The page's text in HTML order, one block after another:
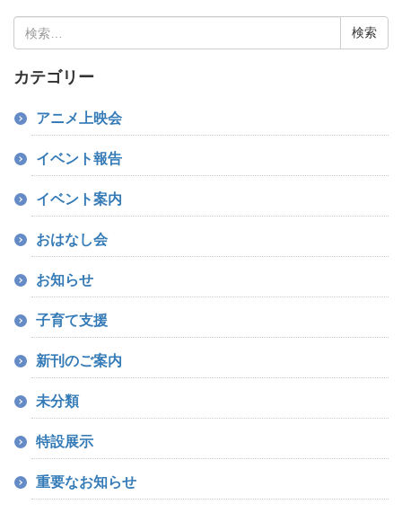
索:
カテゴリー
アニメ上映会
イベント報告
イベント案内
おはなし会
お知らせ
子育て支援
新刊のご案内
未分類
特設展示
重要なお知らせ